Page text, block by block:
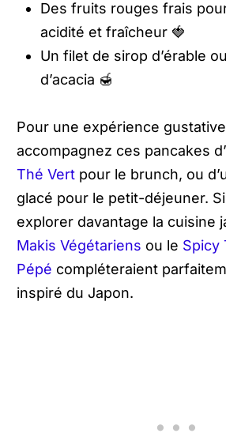
Des fruits rouges frais
acidité et fraîcheur 🍓
Un filet de sirop d’érable
d’acacia 🍯
Pour une expérience
accompagnez ces pancakes
Thé Vertpour le brunch, ou
glacé pour le petit-déjeuner.
explorer davantage la cuisine
Makis Végétariens ou le Spicy
Pépé compléteraient
inspiré du Japon.